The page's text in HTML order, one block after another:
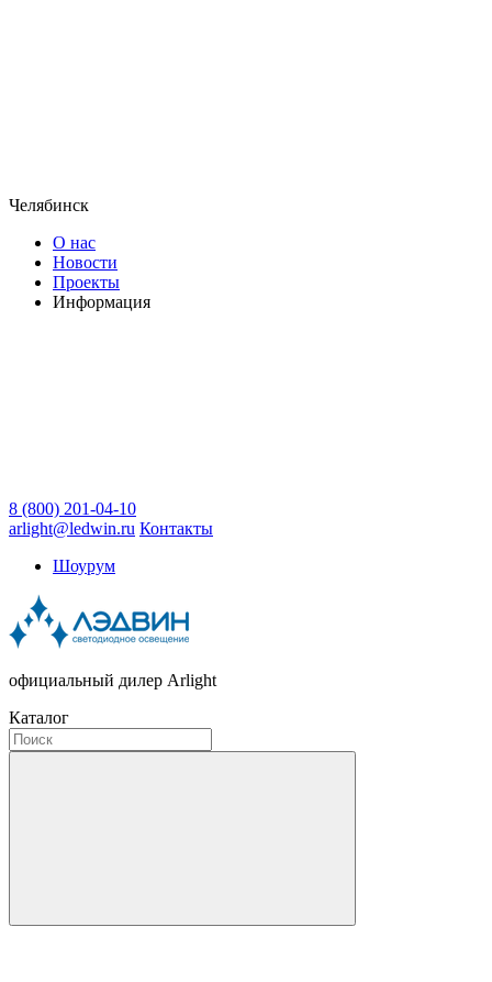
Челябинск
О нас
Новости
Проекты
Информация
8 (800) 201-04-10
arlight@ledwin.ru Контакты
Шоурум
официальный дилер Arlight
Каталог